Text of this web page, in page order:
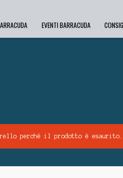
EVENTI BARRACUDA
perché il prodotto è esaurito.